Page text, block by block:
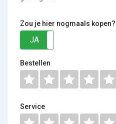
Zou je hier nogmaals kopen?
JA
Bestellen
Service